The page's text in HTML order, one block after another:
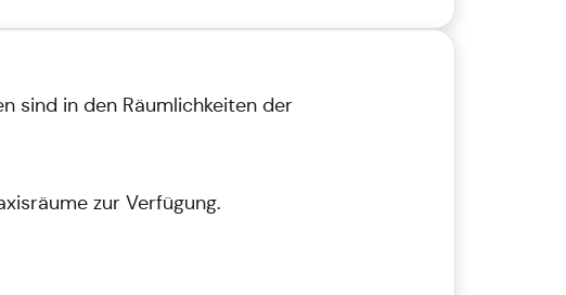
sind in den Räumlichkeiten der
zur Verfügung.